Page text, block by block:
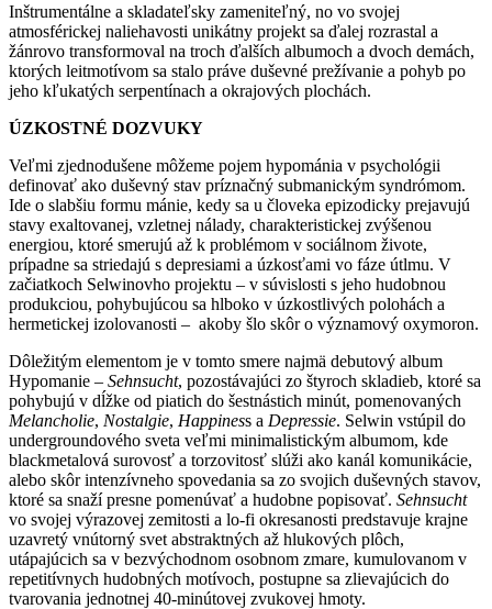
Inštrumentálne a skladateľsky zameniteľný, no vo svojej
atmosférickej naliehavosti unikátny projekt sa ďalej rozrastal a
žánrovo transformoval na troch ďalších albumoch a dvoch demách,
ktorých leitmotívom sa stalo práve duševné prežívanie a pohyb po
jeho kľukatých serpentínach a okrajových plochách.
ÚZKOSTNÉ DOZVUKY
Veľmi zjednodušene môžeme pojem hypománia v psychológii
definovať ako duševný stav príznačný submanickým syndrómom.
Ide o slabšiu formu mánie, kedy sa u človeka epizodicky prejavujú
stavy exaltovanej, vzletnej nálady, charakteristickej zvýšenou
energiou, ktoré smerujú až k problémom v sociálnom živote,
prípadne sa striedajú s depresiami a úzkosťami vo fáze útlmu. V
začiatkoch Selwinovho projektu – v súvislosti s jeho hudobnou
produkciou, pohybujúcou sa hlboko v úzkostlivých polohách a
hermetickej izolovanosti – akoby šlo skôr o významový oxymoron.
Dôležitým elementom je v tomto smere najmä debutový album
Hypomanie – Sehnsucht, pozostávajúci zo štyroch skladieb, ktoré sa
pohybujú v dĺžke od piatich do šestnástich minút, pomenovaných
Melancholie, Nostalgie, Happiness a Depressie. Selwin vstúpil do
undergroundového sveta veľmi minimalistickým albumom, kde
blackmetalová surovosť a torzovitosť slúži ako kanál komunikácie,
alebo skôr intenzívneho spovedania sa zo svojich duševných stavov,
ktoré sa snaží presne pomenúvať a hudobne popisovať. Sehnsucht
vo svojej výrazovej zemitosti a lo-fi okresanosti predstavuje krajne
uzavretý vnútorný svet abstraktných až hlukových plôch,
utápajúcich sa v bezvýchodnom osobnom zmare, kumulovanom v
repetitívnych hudobných motívoch, postupne sa zlievajúcich do
tvarovania jednotnej 40-minútovej zvukovej hmoty.